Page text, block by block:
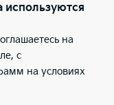
КИА»
тракт, д. 1; Телефон:
1068602155929),
г.Москва, Валовая
ОГРН:
РФ в
используются
на
с
на условиях